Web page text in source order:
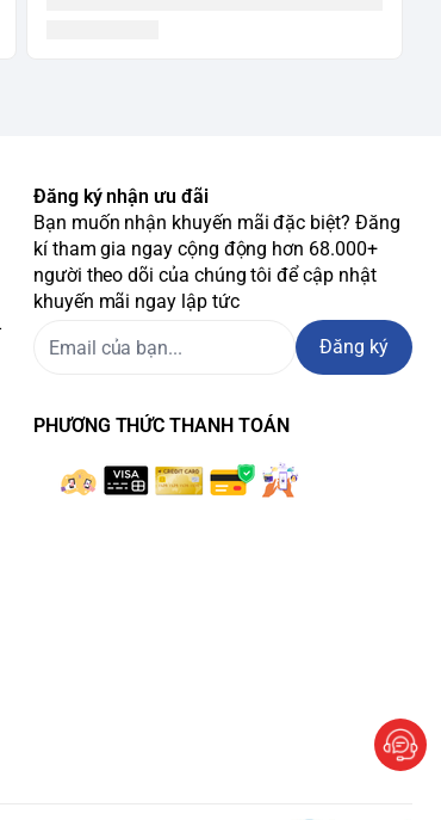
Đăng ký nhận ưu đãi
Bạn muốn nhận khuyến mãi đặc biệt? Đăng
kí tham gia ngay cộng động hơn 68.000+
người theo dõi của chúng tôi để cập nhật
khuyến mãi ngay lập tức
Đăng ký
PHƯƠNG THỨC THANH TOÁN